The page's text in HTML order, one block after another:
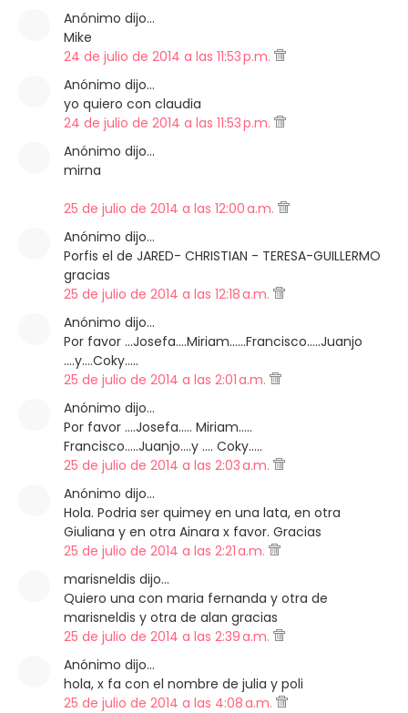
Anónimo dijo…
Mike
24 de julio de 2014 a las 11:53 p.m.
Anónimo dijo…
yo quiero con claudia
24 de julio de 2014 a las 11:53 p.m.
Anónimo dijo…
mirna
25 de julio de 2014 a las 12:00 a.m.
Anónimo dijo…
Porfis el de JARED- CHRISTIAN - TERESA-GUILLERMO
gracias
25 de julio de 2014 a las 12:18 a.m.
Anónimo dijo…
Por favor ...Josefa....Miriam......Francisco.....Juanjo
....y....Coky.....
25 de julio de 2014 a las 2:01 a.m.
Anónimo dijo…
Por favor ....Josefa..... Miriam.....
Francisco.....Juanjo....y .... Coky.....
25 de julio de 2014 a las 2:03 a.m.
Anónimo dijo…
Hola. Podria ser quimey en una lata, en otra
Giuliana y en otra Ainara x favor. Gracias
25 de julio de 2014 a las 2:21 a.m.
marisneldis dijo…
Quiero una con maria fernanda y otra de
marisneldis y otra de alan gracias
25 de julio de 2014 a las 2:39 a.m.
Anónimo dijo…
hola, x fa con el nombre de julia y poli
25 de julio de 2014 a las 4:08 a.m.